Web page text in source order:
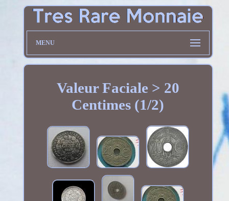
MENU
Valeur Faciale > 20
Centimes (1/2)